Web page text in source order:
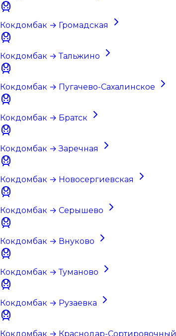
Кокдомбак → Громадская
Кокдомбак → Тальжино
Кокдомбак → Пугачево-Сахалинское
Кокдомбак → Братск
Кокдомбак → Заречная
Кокдомбак → Новосергиевская
Кокдомбак → Серышево
Кокдомбак → Внуково
Кокдомбак → Туманово
Кокдомбак → Рузаевка
Кокдомбак → Краснодар-Сортировочный